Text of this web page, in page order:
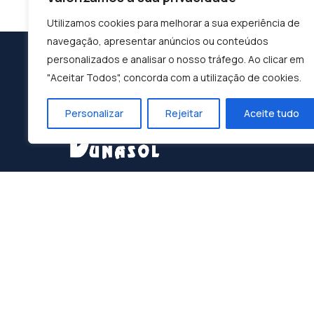
Utilizamos cookies para melhorar a sua experiência de
navegação, apresentar anúncios ou conteúdos
personalizados e analisar o nosso tráfego. Ao clicar em
"Aceitar Todos", concorda com a utilização de cookies.
Personalizar Rejeitar Aceite tudo